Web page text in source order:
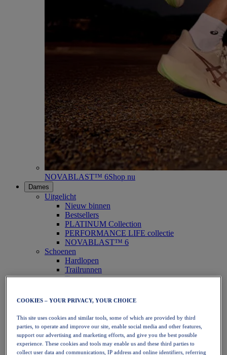
NOVABLAST™ 6Shop nu
Dames
Uitgelicht
Nieuw binnen
Bestsellers
PLATINUM Collection
PERFORMANCE LIFE collectie
NOVABLAST™ 6
Schoenen
Hardlopen
Trailrunnen
Tennis
Handbal
Netbal
SportStyle
Bovenkleding
Sport-bh's
Tanktops
COOKIES – YOUR PRIVACY, YOUR CHOICE
This site uses cookies and similar tools, some of which are provided by third
parties, to operate and improve our site, enable social media and other features,
support our advertising and marketing efforts, and give you the best possible
experience. These cookies and tools may enable us and these third parties to
collect user data and communications, IP address and online identifiers, referring